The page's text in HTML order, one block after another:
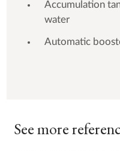
Accumulation
water
Automatic
See more